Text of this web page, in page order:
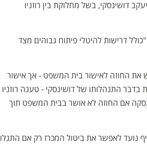
דושינסקי, בשל מחלוקת בין רוזניו
דרישות להיטלי פיתוח גבוהים מצד
הגיש את החוזה לאישור בית המשפט - אך אישור
התנהלותו של דושינסקי - טענה רוזניו
אם החוזה לא אושר בבית המשפט תוך
נועד לאפשר את ביטול המכרז רק אם התגלו